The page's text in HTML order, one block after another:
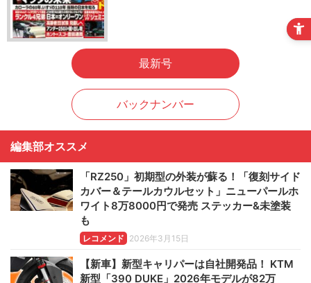
最新号
バックナンバー
編集部オススメ
「RZ250」初期型の外装が蘇る！「復刻サイド
カバー＆テールカウルセット」ニューパールホ
ワイト8万8000円で発売 ステッカー&未塗装
も
レコメンド 2026年3月15日
【新車】新型キャリパーは自社開発品！ KTM
新型「390 DUKE」2026年モデルが82万